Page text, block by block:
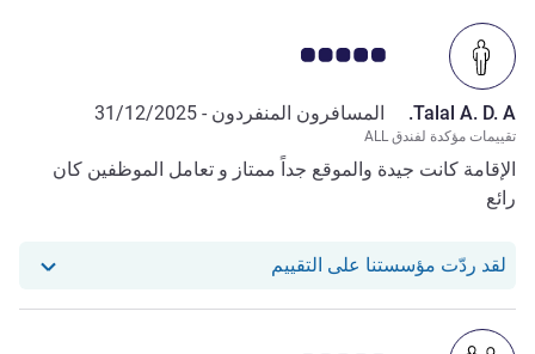
ملاحظة أراء العملاء 5.0/5
Talal A. D. A. المسافرون المنفردون - 31/12/2025
تقييمات مؤكدة لفندق ALL
الإقامة كانت جيدة والموقع جداً ممتاز و تعامل الموظفين كان
رائع
لقد ردّت مؤسستنا على التقييم استجاب فندقنا للمراجعة من Talal A. D. A.